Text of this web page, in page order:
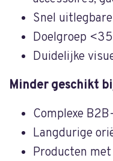
Snel uitlegbare
Doelgroep
Duidelijke
Minder geschikt
Complexe
Langdurige
Producten